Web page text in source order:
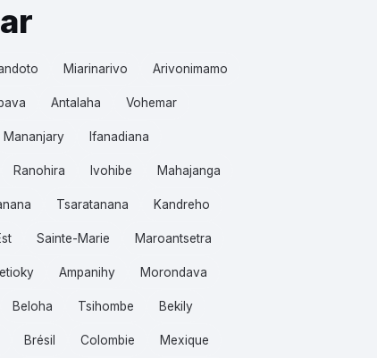
Miarinarivo Arivonimamo
Antalaha Vohemar
Mananjary Ifanadiana
Ranohira Ivohibe Mahajanga
Tsaratanana Kandreho
Sainte-Marie Maroantsetra
Ampanihy Morondava
Beloha Tsihombe Bekily
Brésil Colombie Mexique